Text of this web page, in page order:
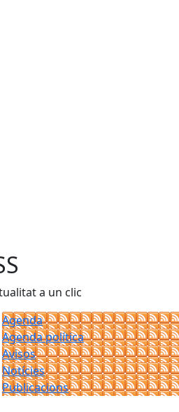
a un clic
Agenda
Agenda política
Avisos
Notícies
Publicacions